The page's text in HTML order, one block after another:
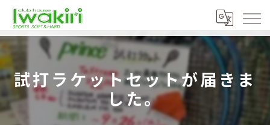
試打ラケットセットが届きま
した。